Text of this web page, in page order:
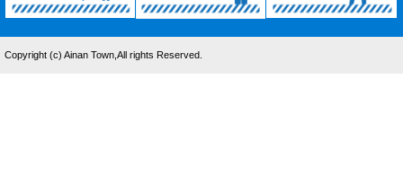
Copyright (c) Ainan Town,All rights Reserved.